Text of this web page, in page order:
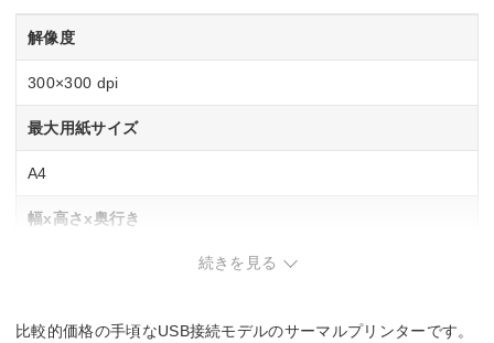
解像度
300×300 dpi
最大用紙サイズ
A4
幅x高さx奥行き
続きを見る
比較的価格の手頃なUSB接続モデルのサーマルプリンターです。